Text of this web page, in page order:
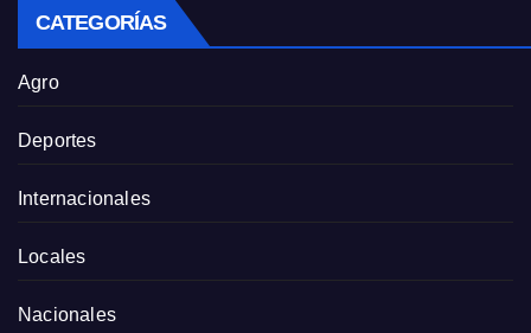
CATEGORÍAS
Agro
Deportes
Internacionales
Locales
Nacionales